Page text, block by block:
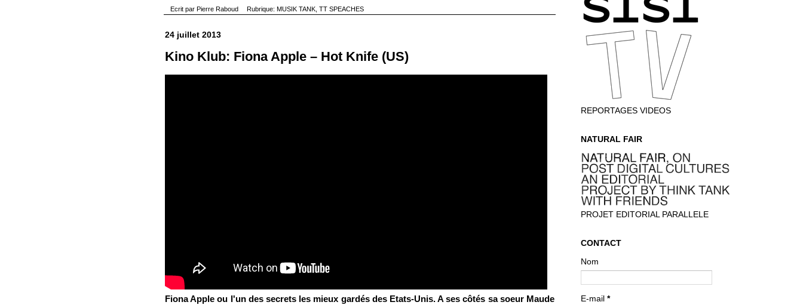
Ecrit parPierre Raboud Rubrique:MUSIK TANK ,TT SPEACHES
24 juillet 2013
Kino Klub: Fiona Apple – Hot Knife (US)
Fiona Apple ou l'un des secrets les mieux gardés des Etats-Unis. A ses côtés sa soeur Maude
REPORTAGES VIDEOS
NATURAL FAIR
PROJET EDITORIAL PARALLELE
CONTACT
Nom
E-mail *